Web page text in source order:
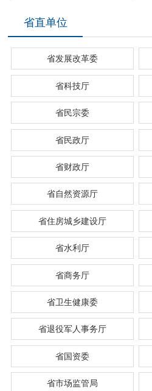
省直单位
省发展改革委
省科技厅
省民宗委
省民政厅
省财政厅
省自然资源厅
省住房城乡建设厅
省水利厅
省商务厅
省卫生健康委
省退役军人事务厅
省国资委
省市场监管局